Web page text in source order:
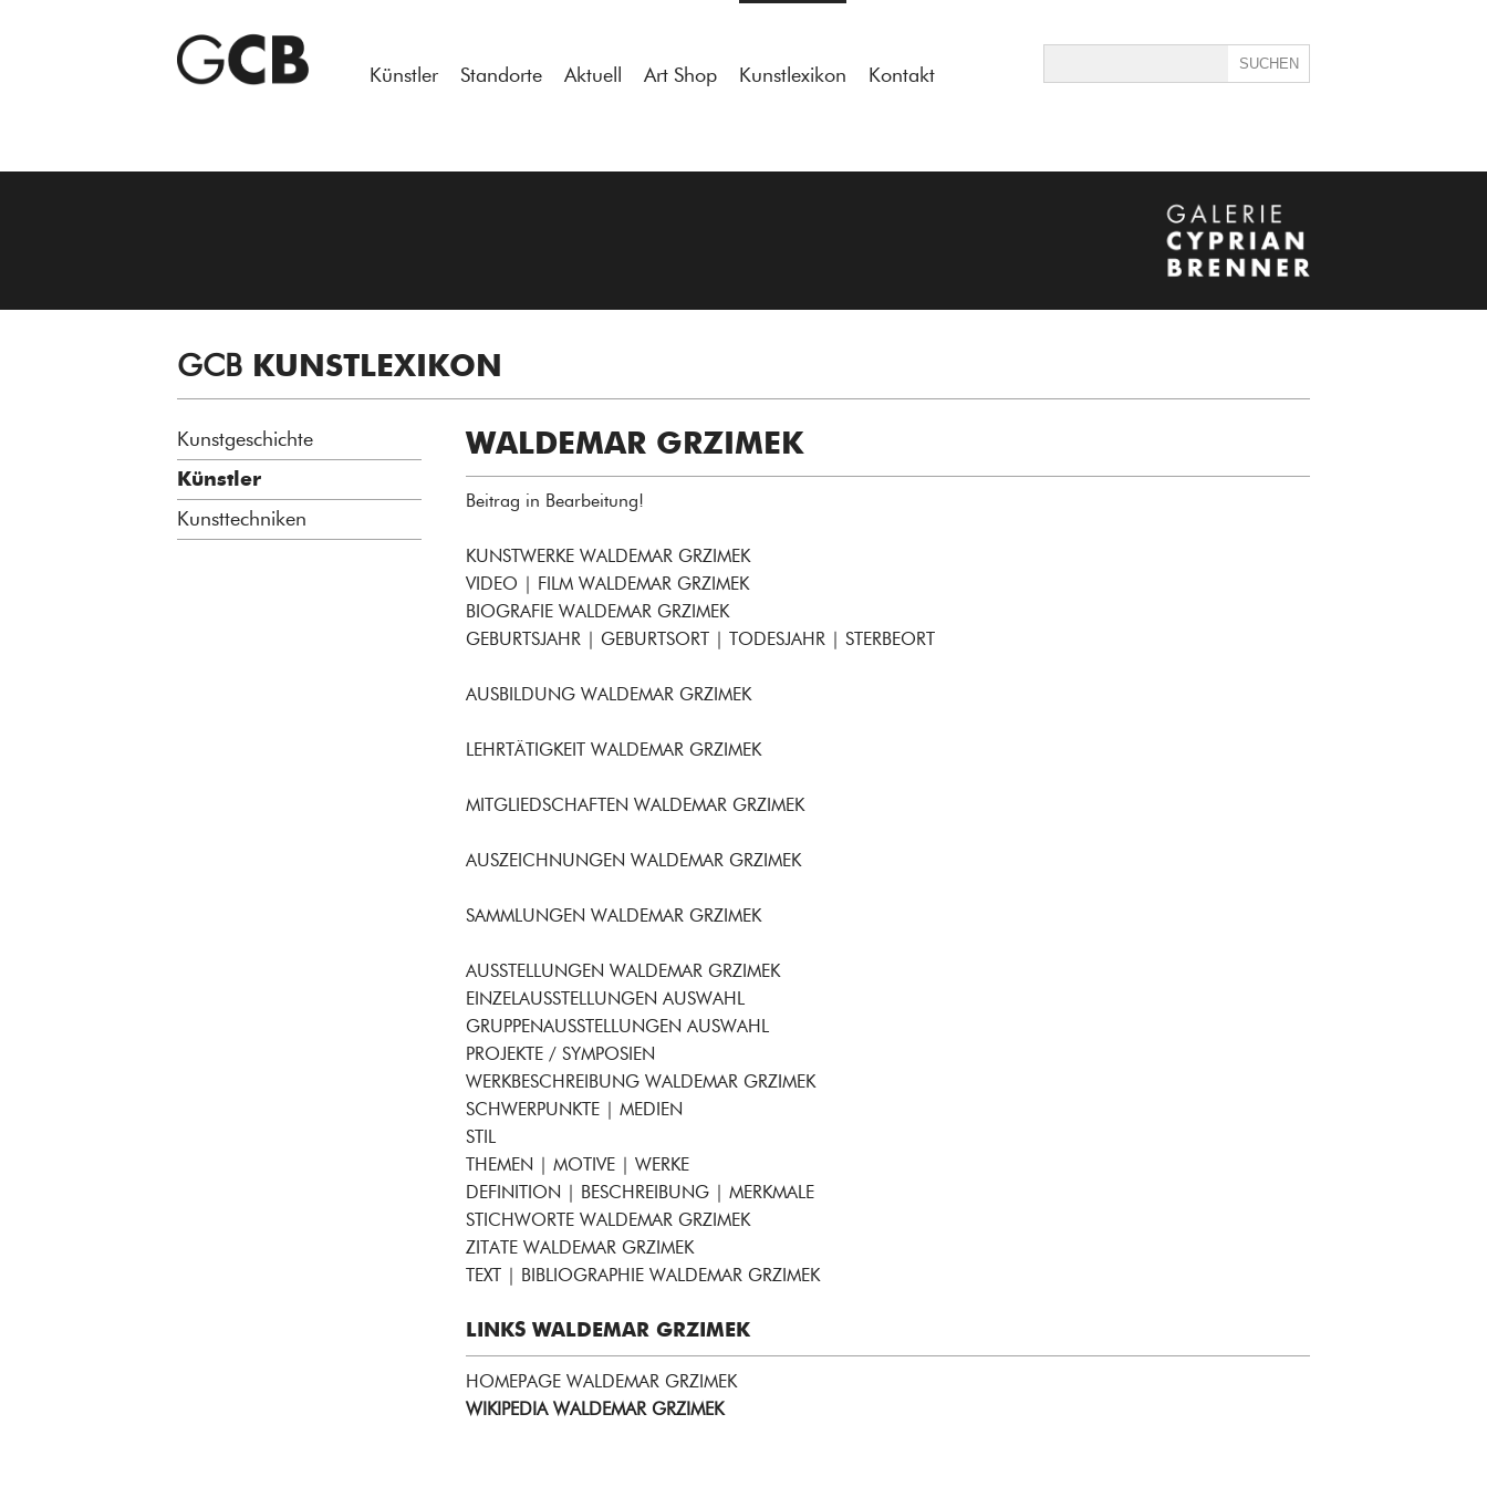
: Undefined variable: atts in /homepages/21/d13550920/htdocs/gcb/gcb_v2/wp-content/themes/gcb_v2/index.php
Künstler Standorte Aktuell Art Shop Kunstlexikon Kontakt
GCB KUNSTLEXIKON
Kunstgeschichte
Künstler
Kunsttechniken
WALDEMAR GRZIMEK
Beitrag in Bearbeitung!
KUNSTWERKE WALDEMAR GRZIMEK
VIDEO | FILM WALDEMAR GRZIMEK
BIOGRAFIE WALDEMAR GRZIMEK
GEBURTSJAHR | GEBURTSORT | TODESJAHR | STERBEORT
AUSBILDUNG WALDEMAR GRZIMEK
LEHRTÄTIGKEIT WALDEMAR GRZIMEK
MITGLIEDSCHAFTEN WALDEMAR GRZIMEK
AUSZEICHNUNGEN WALDEMAR GRZIMEK
SAMMLUNGEN WALDEMAR GRZIMEK
AUSSTELLUNGEN WALDEMAR GRZIMEK
EINZELAUSSTELLUNGEN AUSWAHL
GRUPPENAUSSTELLUNGEN AUSWAHL
PROJEKTE / SYMPOSIEN
WERKBESCHREIBUNG WALDEMAR GRZIMEK
SCHWERPUNKTE | MEDIEN
STIL
THEMEN | MOTIVE | WERKE
DEFINITION | BESCHREIBUNG | MERKMALE
STICHWORTE WALDEMAR GRZIMEK
ZITATE WALDEMAR GRZIMEK
TEXT | BIBLIOGRAPHIE WALDEMAR GRZIMEK
LINKS WALDEMAR GRZIMEK
HOMEPAGE WALDEMAR GRZIMEK
WIKIPEDIA WALDEMAR GRZIMEK